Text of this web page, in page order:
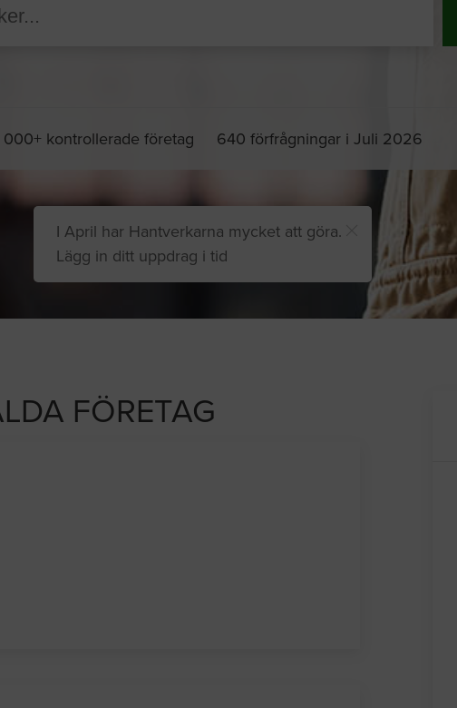
000+ kontrollerade företag 640 förfrågningar i Juli 2026
I April har Hantverkarna mycket att göra.
Lägg in ditt uppdrag i tid
Du
FÖRETAG